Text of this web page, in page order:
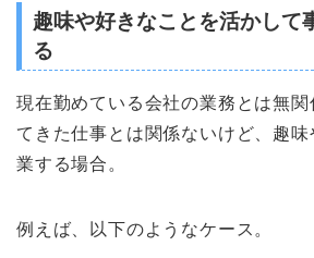
趣味や好きなことを活かして
る
現在勤めている会社の業務とは無関
てきた仕事とは関係ないけど、趣
業する場合。
例えば、以下のようなケース。